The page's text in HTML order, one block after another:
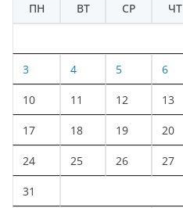
ПН
ВТ СР ЧТ
3 4 5 6
10 11 12 13
17 18 19 20
24 25 26 27
31